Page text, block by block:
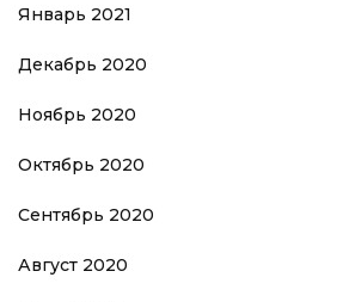
Январь 2021
Декабрь 2020
Ноябрь 2020
Октябрь 2020
Сентябрь 2020
Август 2020